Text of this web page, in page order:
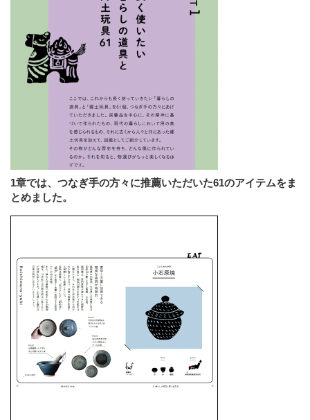
1章では、つなぎ手の方々に推薦いただいた61のアイテムをま
とめました。